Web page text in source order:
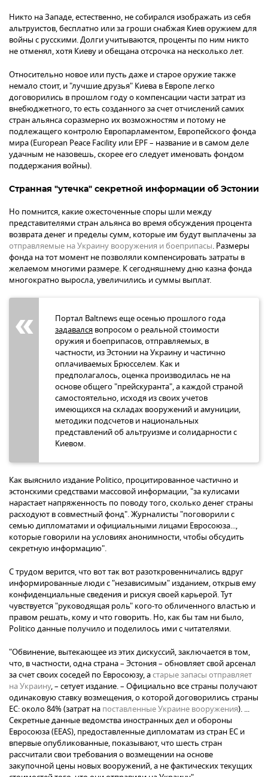
Никто на Западе, естественно, не собирался изображать из себя
альтруистов, бесплатно или за гроши снабжая Киев оружием для
войны с русскими. Долги учитываются, проценты по ним никто
не отменял, хотя Киеву и обещана отсрочка на несколько лет.
Относительно новое или пусть даже и старое оружие также
немало стоит, и "лучшие друзья" Киева в Европе легко
договорились в прошлом году о компенсации части затрат из
внебюджетного, то есть созданного за счет отчислений самих
стран альянса соразмерно их возможностям и потому не
подлежащего контролю Европарламентом, Европейского фонда
мира (European Peace Facility или EPF – название и в самом деле
удачным не назовешь, скорее его следует именовать фондом
поддержания войны).
Странная "утечка" секретной информации об Эстонии
Но помнится, какие ожесточенные споры шли между
представителями стран альянса во время обсуждения процента
возврата денег и пределы сумм, которые им будут выплачены за
отправляемые на Украину вооружения и боеприпасы. Размеры
фонда на тот момент не позволяли компенсировать затраты в
желаемом многими размере. К сегодняшнему дню казна фонда
многократно выросла, увеличились и суммы выплат.
Портал Baltnews еще осенью прошлого года
задавался вопросом о реальной стоимости
оружия и боеприпасов, отправляемых, в
частности, из Эстонии на Украину и частично
оплачиваемых Брюсселем. Как и
предполагалось, оценка производилась не на
основе общего "прейскуранта", а каждой страной
самостоятельно, исходя из своих учетов
имеющихся на складах вооружений и амуниции,
методики подсчетов и национальных
представлений об альтруизме и солидарности с
Киевом.
Как выяснило издание Politico, процитированное частично и
эстонскими средствами массовой информации, "за кулисами
нарастает напряженность по поводу того, сколько денег страны
расходуют в совместный фонд". Журналисты "поговорили с
семью дипломатами и официальными лицами Евросоюза...,
которые говорили на условиях анонимности, чтобы обсудить
секретную информацию".
С трудом верится, что вот так вот разоткровенничались вдруг
информированные люди с "независимым" изданием, открыв ему
конфиденциальные сведения и рискуя своей карьерой. Тут
чувствуется "руководящая роль" кого-то обличенного властью и
правом решать, кому и что говорить. Но, как бы там ни было,
Politico данные получило и поделилось ими с читателями.
"Обвинение, вытекающее из этих дискуссий, заключается в том,
что, в частности, одна страна – Эстония – обновляет свой арсенал
за счет своих соседей по Евросоюзу, астарые запасы отправляет
на Украину, – сетует издание. – Официально все страны получают
одинаковую ставку возмещения, о которой договорились страны
ЕС: около 84% (затрат на поставленные Украине вооружения). ...
Секретные данные ведомства иностранных дел и обороны
Евросоюза (EEAS), предоставленные дипломатам из стран ЕС и
впервые опубликованные, показывают, что шесть стран
рассчитали свои требования о возмещении на основе
закупочной цены новых вооружений, а не фактических текущих